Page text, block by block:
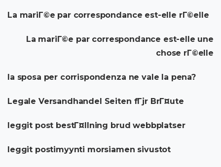
La mariГ©e par correspondance est-elle rГ©elle
La mariГ©e par correspondance est-elle une
chose rГ©elle
la sposa per corrispondenza ne vale la pena?
Legale Versandhandel Seiten fГјr BrГ¤ute
leggit post bestГ¤llning brud webbplatser
leggit postimyynti morsiamen sivustot